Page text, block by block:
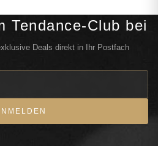
Tendance-Club bei
Deals direkt in Ihr Postfach